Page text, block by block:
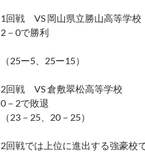
1回戦 VS 岡山県立勝山高等学校
2－0で勝利
（25ー5、25ー15）
2回戦 VS 倉敷翠松高等学校
0－2で敗退
（23－25、20－25）
2回戦では上位に進出する強豪校